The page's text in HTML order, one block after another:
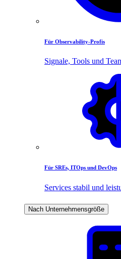
Für Observability-Profis
Signale, Tools und
Für SREs, ITOps und DevOps
Services stabil und
Nach Unternehmensgröße